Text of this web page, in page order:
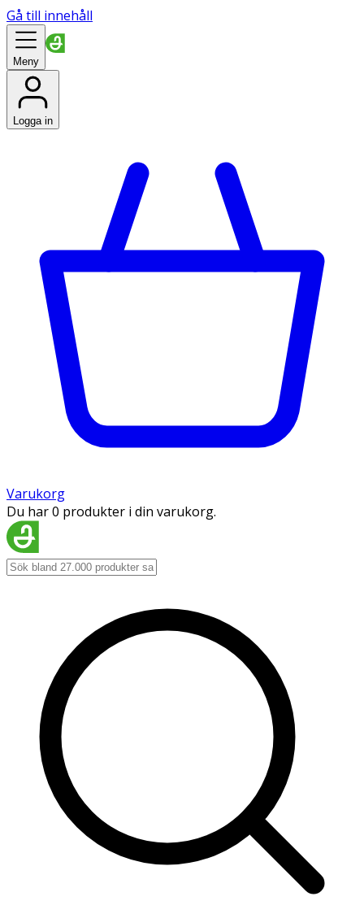
Gå till innehåll
Meny
Logga in
Varukorg
Du har 0 produkter i din varukorg.